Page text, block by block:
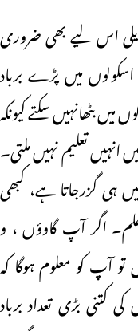
اس لیے بھی ضروری
میں پڑے برباد
بٹھانہیں سکتے کیونکہ
تعلیم نہیں ملتی۔
ہی گزرجاتا ہے، کبھی
اگر آپ گاوؤں ، و
آپ کو معلوم ہوگا کہ
کتنی بڑی تعداد برباد